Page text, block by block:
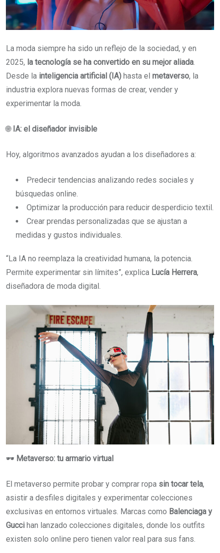
La moda siempre ha sido un reflejo de la sociedad, y en
2025, la tecnología se ha convertido en su mejor aliada.
Desde la inteligencia artificial (IA) hasta el metaverso, la
industria explora nuevas formas de crear, vender y
experimentar la moda.
🌐IA: el diseñador invisible
Hoy, algoritmos avanzados ayudan a los diseñadores a:
Predecir tendencias analizando redes sociales y
búsquedas online.
Optimizar la producción para reducir desperdicio textil.
Crear prendas personalizadas que se ajustan a
medidas y gustos individuales.
“La IA no reemplaza la creatividad humana, la potencia.
Permite experimentar sin límites”, explica Lucía Herrera,
diseñadora de moda digital.
🕶️ Metaverso: tu armario virtual
El metaverso permite probar y comprar ropa sin tocar tela,
asistir a desfiles digitales y experimentar colecciones
exclusivas en entornos virtuales. Marcas como Balenciaga y
Gucci han lanzado colecciones digitales, donde los outfits
existen solo online pero tienen valor real para sus fans.